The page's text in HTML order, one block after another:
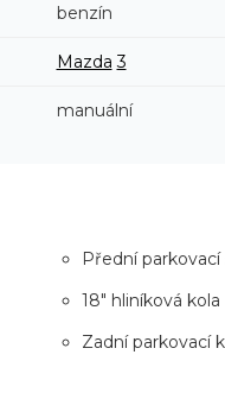
benzín
Mazda 3
manuální
Přední
18" hliníková kola
Zadní parkovací